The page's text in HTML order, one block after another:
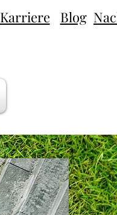
Karriere Blog